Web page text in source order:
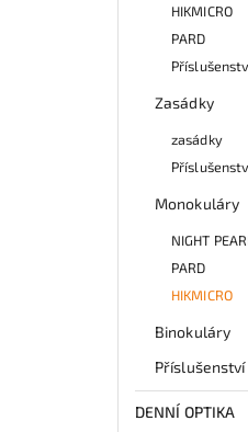
HIKMICRO
PARD
Zasádky
zasádky
Monokuláry
NIGHT
PARD
HIKMICRO
Binokuláry
DENNÍ OPTIKA